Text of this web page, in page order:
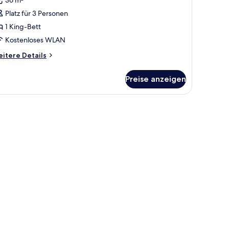
Platz für 3 Personen
1 King-Bett
Kostenloses WLAN
Details
Preise anzeigen
Stadt.